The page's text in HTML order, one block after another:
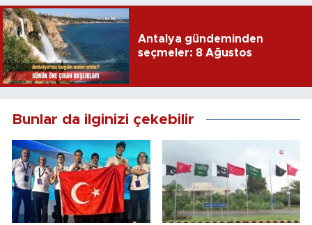
Antalya gündeminden
seçmeler: 8 Ağustos
Bunlar da ilginizi çekebilir